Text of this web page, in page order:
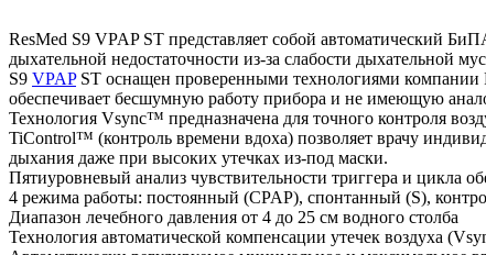
ResMed S9 VPAP ST представляет собой автоматический
дыхательной недостаточности из-за слабости дыхательной
S9 VPAPST оснащен проверенными технологиями компании
обеспечивает бесшумную работу прибора и не имеющую
Технология Vsync™ предназначена для точного контроля
TiControl™ (контроль времени вдоха) позволяет врачу
дыхания даже при высоких утечках из-под маски.
Пятиуровневый анализ чувствительности триггера и цикла
4 режима работы: постоянный (CPAP), спонтанный (S),
Диапазон лечебного давления от 4 до 25 см водного столба
Технология автоматической компенсации утечек воздуха